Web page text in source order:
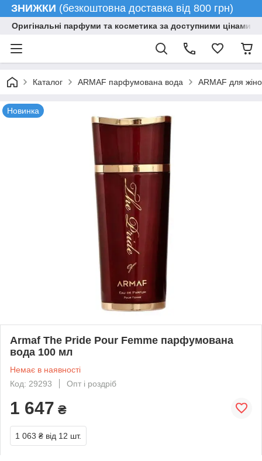
ЗНИЖКИ (безкоштовна доставка від 800 грн)
Оригінальні парфуми та косметика за доступними цінами
Каталог ARMAF парфумована вода ARMAF для
Новинка
Armaf The Pride Pour Femme парфумована
вода 100 мл
Немає в наявності
Код: 29293
Опт і роздріб
1 647 ₴
1 063 ₴ від 12 шт.